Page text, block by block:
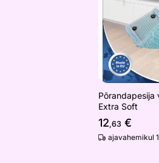
Põrandapesija
Extra Soft
12,63 €
ajavahemikul